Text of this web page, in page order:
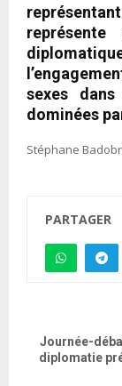
sexes
dominées
Stéphane
PARTAGER
Journée-
diplomatie